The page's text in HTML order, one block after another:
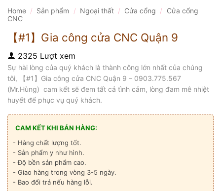
Home / Sản phẩm / Ngoại thất / Cửa cổng /
Cửa cổng
CNC
【#1】Gia công cửa CNC Quận 9
2325 Lượt xem
Sự hài lòng của quý khách là thành công lớn nhất của chúng
tôi, 【#1】Gia công cửa CNC Quận 9 – 0903.775.567
(Mr.Hùng) cam kết sẽ đem tất cả tình cảm, lòng đam mê nhiệt
huyết để phục vụ quý khách.
CAM KẾT KHI BÁN HÀNG:
- Hàng chất lượng tốt.
- Sản phẩm y như hình.
- Độ bền sản phẩm cao.
- Giao hàng trong vòng 3-5 ngày.
- Bao đổi trả nếu hàng lỗi.